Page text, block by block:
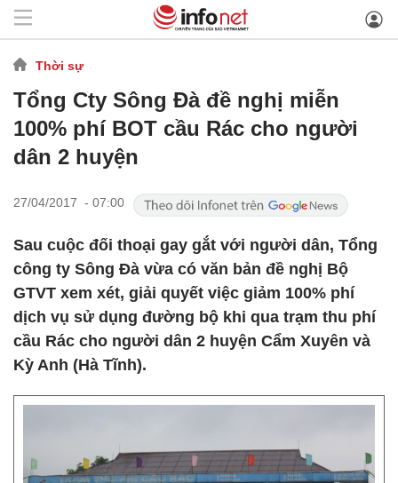
Thời sự
Tổng Cty Sông Đà đề nghị miễn
100% phí BOT cầu Rác cho người
dân 2 huyện
27/04/2017 - 07:00
Sau cuộc đối thoại gay gắt với người dân, Tổng
công ty Sông Đà vừa có văn bản đề nghị Bộ
GTVT xem xét, giải quyết việc giảm 100% phí
dịch vụ sử dụng đường bộ khi qua trạm thu phí
cầu Rác cho người dân 2 huyện Cẩm Xuyên và
Kỳ Anh (Hà Tĩnh).